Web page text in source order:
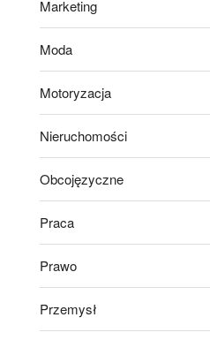
Marketing
Moda
Motoryzacja
Nieruchomości
Obcojęzyczne
Praca
Prawo
Przemysł